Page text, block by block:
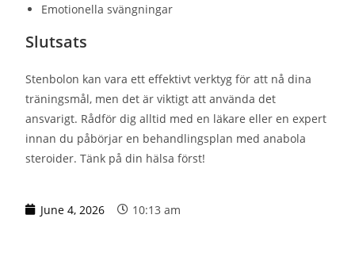
Emotionella svängningar
Slutsats
Stenbolon kan vara ett effektivt verktyg för att nå dina
träningsmål, men det är viktigt att använda det
ansvarigt. Rådför dig alltid med en läkare eller en expert
innan du påbörjar en behandlingsplan med anabola
steroider. Tänk på din hälsa först!
June 4, 2026 10:13 am